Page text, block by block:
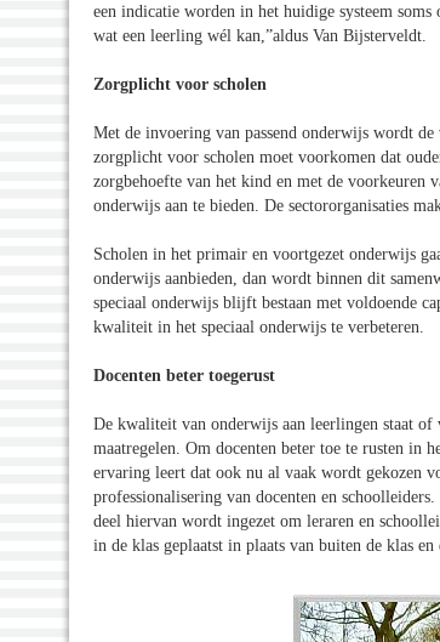
een indicatie worden in het huidige systeem
wat een leerling wél kan,”aldus Van Bijsterveldt.
Zorgplicht voor scholen
Met de invoering van passend onderwijs wordt
zorgplicht voor scholen moet voorkomen dat
zorgbehoefte van het kind en met de voorkeuren
onderwijs aan te bieden. De sectororganisaties
Scholen in het primair en voortgezet onderwijs
onderwijs aanbieden, dan wordt binnen dit
speciaal onderwijs blijft bestaan met voldoende
kwaliteit in het speciaal onderwijs te verbeteren.
Docenten beter toegerust
De kwaliteit van onderwijs aan leerlingen staat of
maatregelen. Om docenten beter toe te rusten in
ervaring leert dat ook nu al vaak wordt gekozen
professionalisering van docenten en
deel hiervan wordt ingezet om leraren en
in de klas geplaatst in plaats van buiten de klas